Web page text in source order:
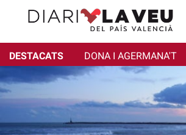
DESTACATS DONA I AGERMANA'T